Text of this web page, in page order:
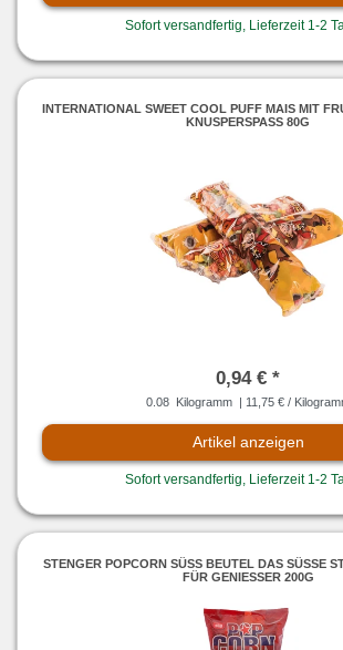
Sofort versandfertig, Lieferzeit 1-2
INTERNATIONAL SWEET COOL PUFF MAIS MIT
KNUSPERSPASS 80G
0,94 € *
0.08 Kilogramm | 11,75 € /
Artikel anzeigen
Sofort versandfertig, Lieferzeit 1-2
STENGER POPCORN SÜSS BEUTEL DAS SÜSSE
R GENIESSER 200G